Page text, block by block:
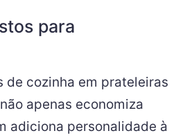
para
de cozinha em prateleiras
apenas economiza
adiciona personalidade à